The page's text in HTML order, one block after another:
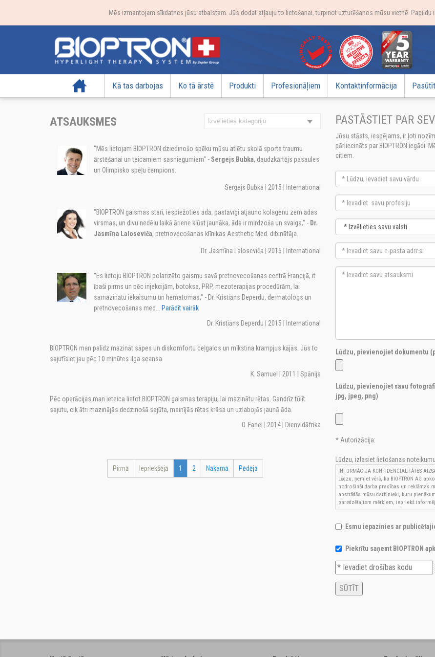
Mēs izmantojam sīkdatnes jūsu atbalstam. Jūs dodat atļauju to lietošanai, turpinot uzturēšanos mūsu vietnē. Papildu
Sākumlapa Kā tas darbojas Ko tā ārstē Produkti Profesionāļiem Kontaktinformācija Pasūtīt
ATSAUKSMES
"Mēs lietojam BIOPTRON dziedinošo spēku mūsu atlētu skolā sporta traumu
ārstēšanai un teicamiem sasniegumiem" - Sergejs Bubka, daudzkārtējs pasaules
un Olimpisko spēļu čempions.
Sergejs Bubka | 2015 | International
"BIOPTRON gaismas stari, iespiežoties ādā, pastāvīgi atjauno kolagēnu zem ādas
virsmas, un divu nedēļu laikā āriene kļūst jaunāka, āda ir mirdzoša un svaiga," - Dr.
Jasmīna Laloseviča, pretnovecošanas klīnikas Aesthetic Med. dibinātāja.
Dr. Jasmīna Laloseviča | 2015 | International
"Es lietoju BIOPTRON polarizēto gaismu savā pretnovecošanas centrā Francijā, it
īpaši pirms un pēc injekcijām, botoksa, PRP, mezoterapijas procedūrām, lai
samazinātu iekaisumu un hematomas," - Dr. Kristiāns Deperdu, dermatologs un
pretnovecošanas med...
Parādīt vairāk
Dr. Kristiāns Deperdu | 2015 | International
BIOPTRON man palīdz mazināt sāpes un diskomfortu ceļgalos un mīkstina krampjus kājās. Jūs to
sajutīsiet jau pēc 10 minūtes ilga seansa.
K. Samuel | 2011 | Spānija
Pēc operācijas man ieteica lietot BIOPTRON gaismas terapiju, lai mazinātu rētas. Gandrīz tūlīt
sajutu, cik ātri mazinājās dedzinošā sajūta, mainījās rētas krāsa un uzlabojās jaunā āda.
O. Fanel | 2014 | Dienvidāfrika
Pirmā Iepriekšējā 1 2 Nākamā Pēdējā
PASTĀSTIET PAR
Jūsu stāsts, iespējams, ir ļoti
pārliecināts par BIOPTRON iegādi.
citiem.
Lūdzu, pievienojiet dokumentu
Lūdzu, pievienojiet savu
jpg, jpeg, png)
:
* Autorizācija:
Lūdzu, izlasiet lietošanas
INFORMĀCIJA KONFIDENCIALITĀTES
Lūdzu, ņemiet vērā, ka BIOPTRON AG
nodrošināt darba prasības un reklāmas
apstrādās mūsu darbinieki, kuru
paredzētajiem mērķiem, iepriekš
Esmu iepazinies ar
Piekrītu saņemt BIOPTRON